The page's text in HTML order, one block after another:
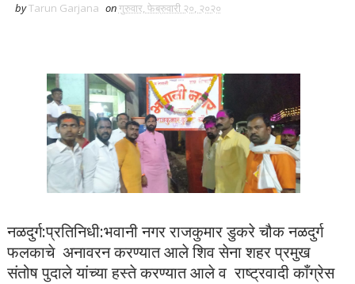
byTarun Garjana onगुरुवार, फेब्रुवारी २०, २०२०
नळदुर्ग:प्रतिनिधी:भवानी नगर राजकुमार डुकरे चौक नळदुर्ग
फलकाचे अनावरन करण्यात आले शिव सेना शहर प्रमुख
संतोष पुदाले यांच्या हस्ते करण्यात आले व राष्ट्रवादी काँग्रेस